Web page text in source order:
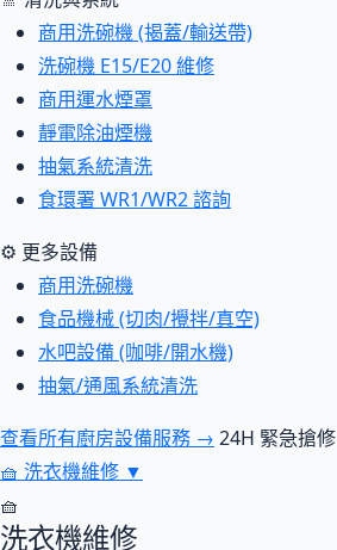
商用洗碗機 (揭蓋/輸送帶)
洗碗機 E15/E20 維修
商用運水煙罩
靜電除油煙機
抽氣系統清洗
食環署 WR1/WR2 諮詢
⚙ 更多設備
商用洗碗機
食品機械 (切肉/攪拌/真空)
水吧設備 (咖啡/開水機)
抽氣/通風系統清洗
查看所有廚房設備服務 → 24H 緊急搶修
🧺 洗衣機維修 ▼
🧺
洗衣機維修